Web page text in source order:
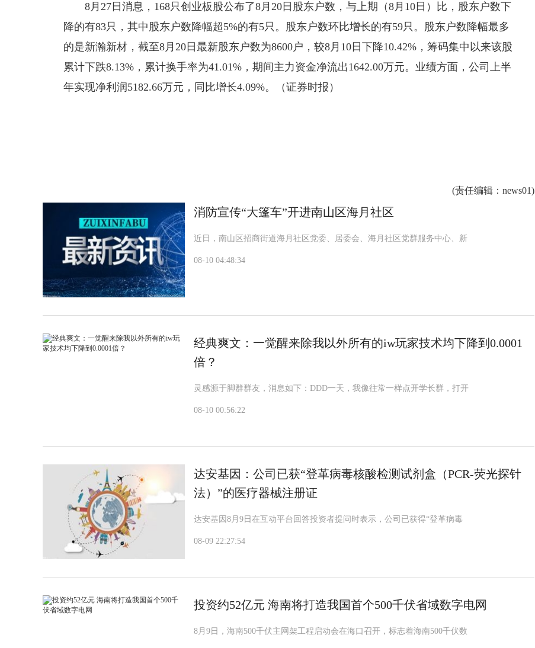
8月27日消息，168只创业板股公布了8月20日股东户数，与上期（8月10日）比，股东户数下
降的有83只，其中股东户数降幅超5%的有5只。股东户数环比增长的有59只。股东户数降幅最多
的是新瀚新材，截至8月20日最新股东户数为8600户，较8月10日下降10.42%，筹码集中以来该股
累计下跌8.13%，累计换手率为41.01%，期间主力资金净流出1642.00万元。业绩方面，公司上半
年实现净利润5182.66万元，同比增长4.09%。（证券时报）
(责任编辑 ：news01)
消防宣传“大篷车”开进南山区海月社区
近日，南山区招商街道海月社区党委、居委会、海月社区党群服务中心、新
08-10 04:48:34
经典爽文：一觉醒来除我以外所有的iw玩家技术均下降到0.0001
倍？
灵感源于脚群群友，消息如下：DDD一天，我像往常一样点开学长群，打开
08-10 00:56:22
达安基因：公司已获“登革病毒核酸检测试剂盒（PCR-荧光探针
法）”的医疗器械注册证
达安基因8月9日在互动平台回答投资者提问时表示，公司已获得“登革病毒
08-09 22:27:54
投资约52亿元 海南将打造我国首个500千伏省域数字电网
8月9日，海南500千伏主网架工程启动会在海口召开，标志着海南500千伏数